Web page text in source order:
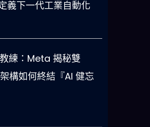
義下一代工業自動化
練：Meta 揭秘雙
構如何終結『AI 健忘